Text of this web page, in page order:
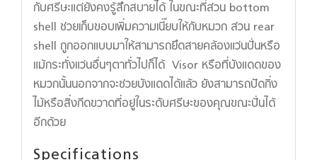
กับศรีษะแต่ยังคงรู้สึกสบายได้ ในขณะที่ส่วน bottom
shell ช่วยเก็บขอบเพิ่มความเนี๊ยบให้กับหมวก ส่วน rear
shell ถูกออกแบบมาให้สามารถยึดสายคล้องแว่นปั่นหรือ
แม้กระทั่งแว่นอื่นๆตาทั่วไปก็ได้ Visor หรือที่บังแดดของ
หมวกนั้นนอกจากจะช่วยบังแดดได้แล้ว ยังสามารถปัดกิ่ง
ไม้หรือสิ่งกีดขวาดที่อยู่ในระดับศรีษะของคุณขณะปั่นได้
อีกด้วย